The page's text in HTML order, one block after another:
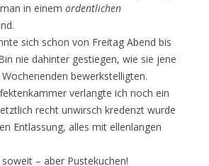
in einem ordentlichen
sich schon von Freitag Abend bis
nie dahinter gestiegen, wie sie jene
bewerkstelligten.
verlangte ich noch ein
recht unwirsch kredenzt wurde
Entlassung, alles mit ellenlangen
– aber Pustekuchen!